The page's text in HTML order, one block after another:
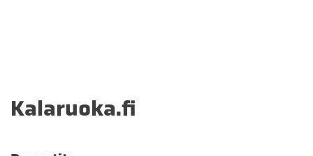
Kalaruoka.fi